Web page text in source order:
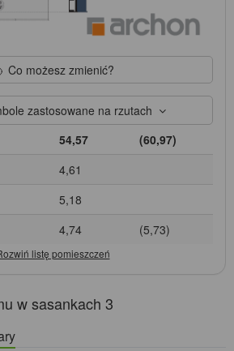
Co możesz zmienić?
zastosowane na rzutach
54,57
(60,97)
4,61
5,18
4,74 (5,73)
w sasankach 3